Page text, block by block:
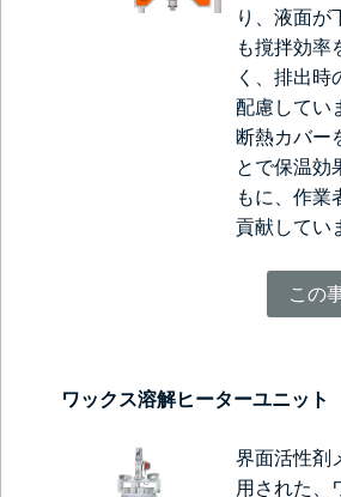
り、液面が
も撹拌効率
く、排出時
配慮してい
断熱カバー
とで保温効
もに、作業
貢献してい
この
ワックス溶解ヒーターユニット
界面活性剤
用された、